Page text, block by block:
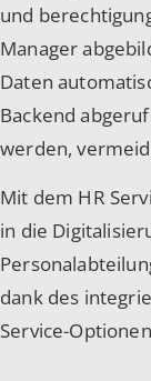
und
Manager
Daten
Backend
werden,
Mit dem HR
in die
dank des
Service-